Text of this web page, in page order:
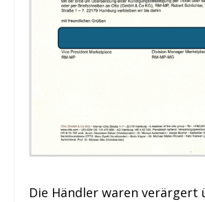
Die Händler waren verärgert